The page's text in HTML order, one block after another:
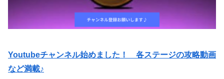
Youtubeチャンネル始めました！ 各ステージの攻略動画
など満載♪